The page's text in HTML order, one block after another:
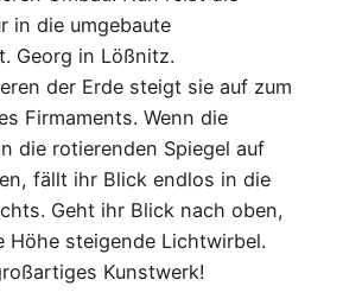
in die umgebaute
Georg in Lößnitz.
der Erde steigt sie auf zum
Firmaments. Wenn die
die rotierenden Spiegel auf
fällt ihr Blick endlos in die
Geht ihr Blick nach oben,
Höhe steigende Lichtwirbel.
Kunstwerk!